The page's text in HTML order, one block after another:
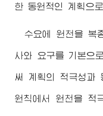
한 동원적인 계획으
수요에 원천을 복
사와 요구를 기본으
써 계획의 적극성과
원칙에서 원천을 적